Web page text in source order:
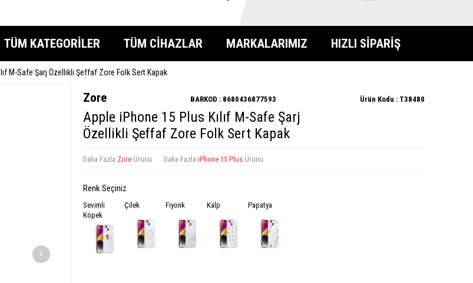
TÜM KATEGORİLER TÜM CİHAZLAR MARKALARIMIZ HIZLI SİPARİŞ
M-Safe Şarj Özellikli Şeffaf Zore Folk Sert Kapak
Zore BARKOD : 8680436877593 Ürün Kodu : T38480
Apple iPhone 15 Plus Kılıf M-Safe Şarj
Özellikli Şeffaf Zore Folk Sert Kapak
Daha Fazla Zore Ürünü Daha Fazla iPhone 15 Plus Ürünü
Renk Seçiniz
Sevimli
Köpek
Çilek Fiyonk Kalp Papatya